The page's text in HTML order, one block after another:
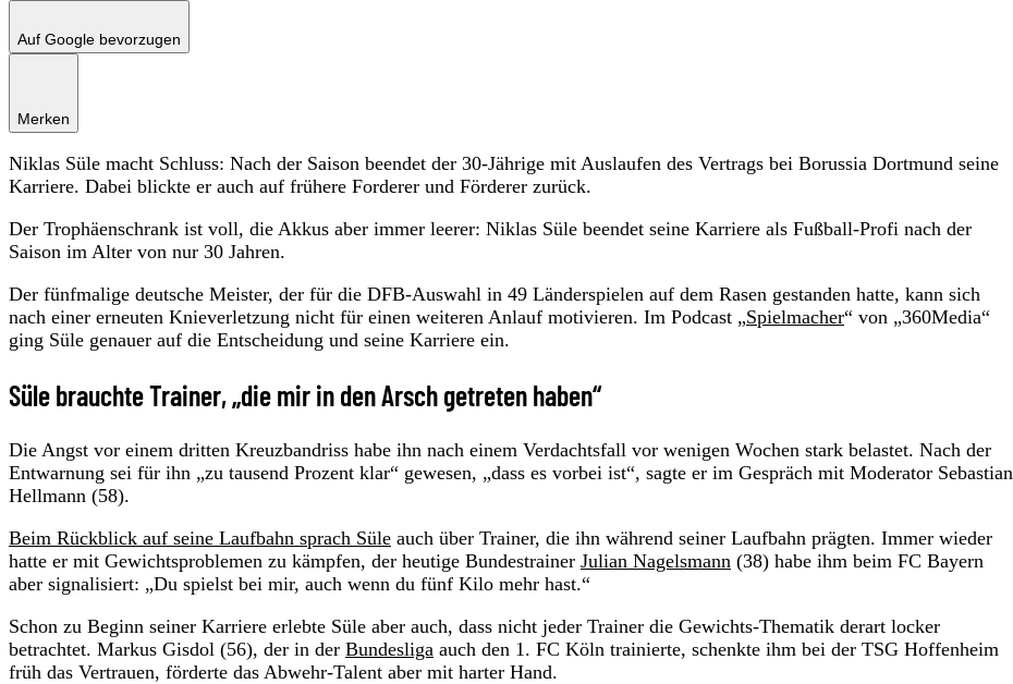
Auf Google bevorzugen
Merken
Niklas Süle macht Schluss: Nach der Saison beendet der 30-Jährige mit Auslaufen des Vertrags bei Borussia Dortmund seine
Karriere. Dabei blickte er auch auf frühere Forderer und Förderer zurück.
Der Trophäenschrank ist voll, die Akkus aber immer leerer: Niklas Süle beendet seine Karriere als Fußball-Profi nach der
Saison im Alter von nur 30 Jahren.
Der fünfmalige deutsche Meister, der für die DFB-Auswahl in 49 Länderspielen auf dem Rasen gestanden hatte, kann sich
nach einer erneuten Knieverletzung nicht für einen weiteren Anlauf motivieren. Im Podcast „Spielmacher“ von „360Media“
ging Süle genauer auf die Entscheidung und seine Karriere ein.
Süle brauchte Trainer, „die mir in den Arsch getreten haben“
Die Angst vor einem dritten Kreuzbandriss habe ihn nach einem Verdachtsfall vor wenigen Wochen stark belastet. Nach der
Entwarnung sei für ihn „zu tausend Prozent klar“ gewesen, „dass es vorbei ist“, sagte er im Gespräch mit Moderator Sebastian
Hellmann (58).
Beim Rückblick auf seine Laufbahn sprach Süle auch über Trainer, die ihn während seiner Laufbahn prägten. Immer wieder
hatte er mit Gewichtsproblemen zu kämpfen, der heutige Bundestrainer Julian Nagelsmann (38) habe ihm beim FC Bayern
aber signalisiert: „Du spielst bei mir, auch wenn du fünf Kilo mehr hast.“
Schon zu Beginn seiner Karriere erlebte Süle aber auch, dass nicht jeder Trainer die Gewichts-Thematik derart locker
betrachtet. Markus Gisdol (56), der in der Bundesliga auch den 1. FC Köln trainierte, schenkte ihm bei der TSG Hoffenheim
früh das Vertrauen, förderte das Abwehr-Talent aber mit harter Hand.